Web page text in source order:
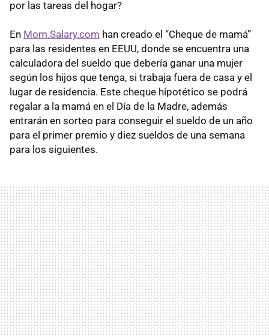
por las tareas del hogar?
En Mom.Salary.com han creado el “Cheque de mamá”
para las residentes en EEUU, donde se encuentra una
calculadora del sueldo que debería ganar una mujer
según los hijos que tenga, si trabaja fuera de casa y el
lugar de residencia. Este cheque hipotético se podrá
regalar a la mamá en el Día de la Madre, además
entrarán en sorteo para conseguir el sueldo de un año
para el primer premio y diez sueldos de una semana
para los siguientes.